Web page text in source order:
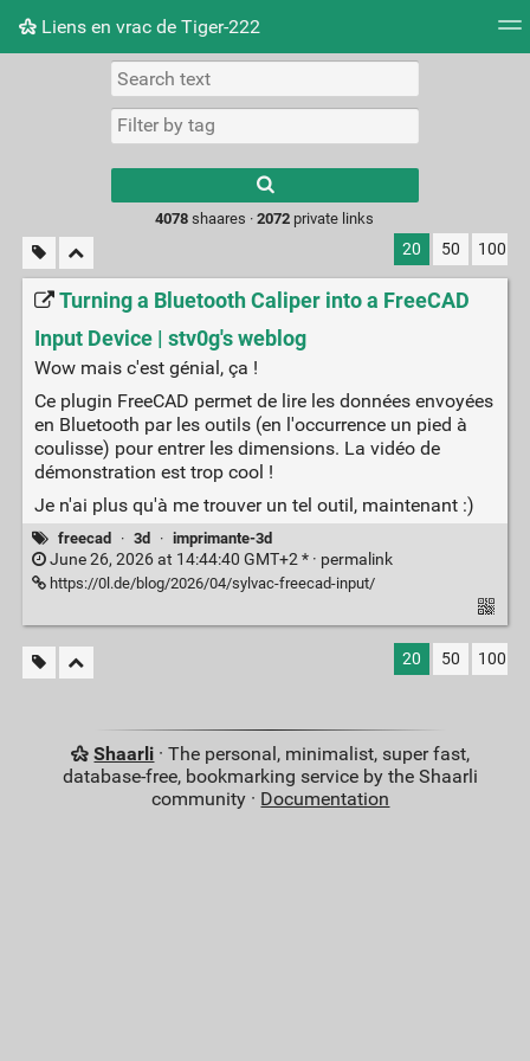
Liens en vrac de Tiger-222
Picture wall
results.
4078 shaares ·2072 private links
20 50 100
Turning a Bluetooth Caliper into a FreeCAD
Input Device | stv0g's weblog
Wow mais c'est génial, ça !
Ce plugin FreeCAD permet de lire les données envoyées
en Bluetooth par les outils (en l'occurrence un pied à
coulisse) pour entrer les dimensions. La vidéo de
démonstration est trop cool !
Je n'ai plus qu'à me trouver un tel outil, maintenant :)
freecad · 3d · imprimante-3d
June 26, 2026 at 14:44:40 GMT+2 * · permalink
https://0l.de/blog/2026/04/sylvac-freecad-input/
20 50 100
Shaarli · The personal, minimalist, super fast,
database-free, bookmarking service by the Shaarli
community · Documentation